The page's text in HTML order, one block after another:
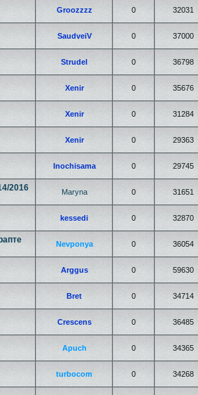
Groozzzz 0 32031
SaudveiV 0 37000
Strudel 0 36798
Xenir 0 35676
Xenir 0 31284
Xenir 0 29363
Inochisama 0 29745
2016 Maryna 0 31651
kessedi 0 32870
Nevponya 0 36054
Arggus 0 59630
Bret 0 34714
Crescens 0 36485
Apuch 0 34365
turbocom 0 34268